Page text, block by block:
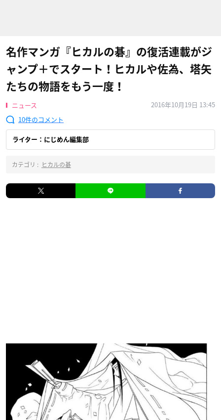
名作マンガ『ヒカルの碁』の復活連載がジ
ャンプ＋でスタート！ヒカルや佐為、塔矢
たちの物語をもう一度！
ニュース
2016年10月19日 13:45
10
ライター：にじめん編集部
カテゴリ : ヒカルの碁